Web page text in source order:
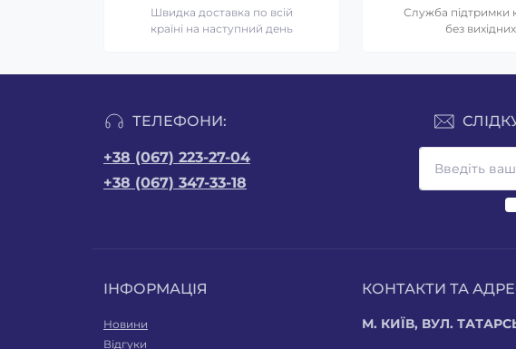
Швидка доставка по всій
країні на наступний день
Служба підтримки
без вихідних
ТЕЛЕФОНИ:
+38 (067) 223-27-04
+38 (067) 347-33-18
ІНФОРМАЦІЯ
Новини
Відгуки
КОНТАКТИ ТА
М. КИЇВ, ВУЛ.